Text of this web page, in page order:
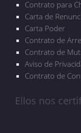
Contrato para
Carta de
Carta Poder
Contrato de
Contrato de
Aviso de
Contrato de
Ellos nos